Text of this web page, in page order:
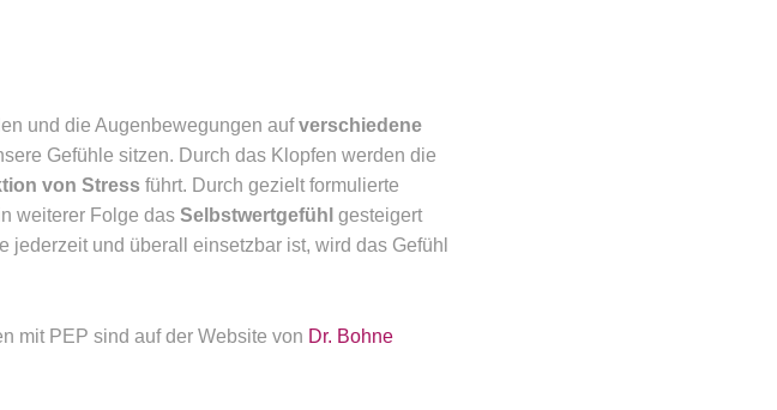
und die Augenbewegungen aufverschiedene
Gefühle sitzen. Durch das Klopfen werden die
von Stress führt. Durch gezielt formulierte
weiterer Folge das Selbstwertgefühl gesteigert
und überall einsetzbar ist, wird das Gefühl
mit PEP sind auf der Website von Dr. Bohne